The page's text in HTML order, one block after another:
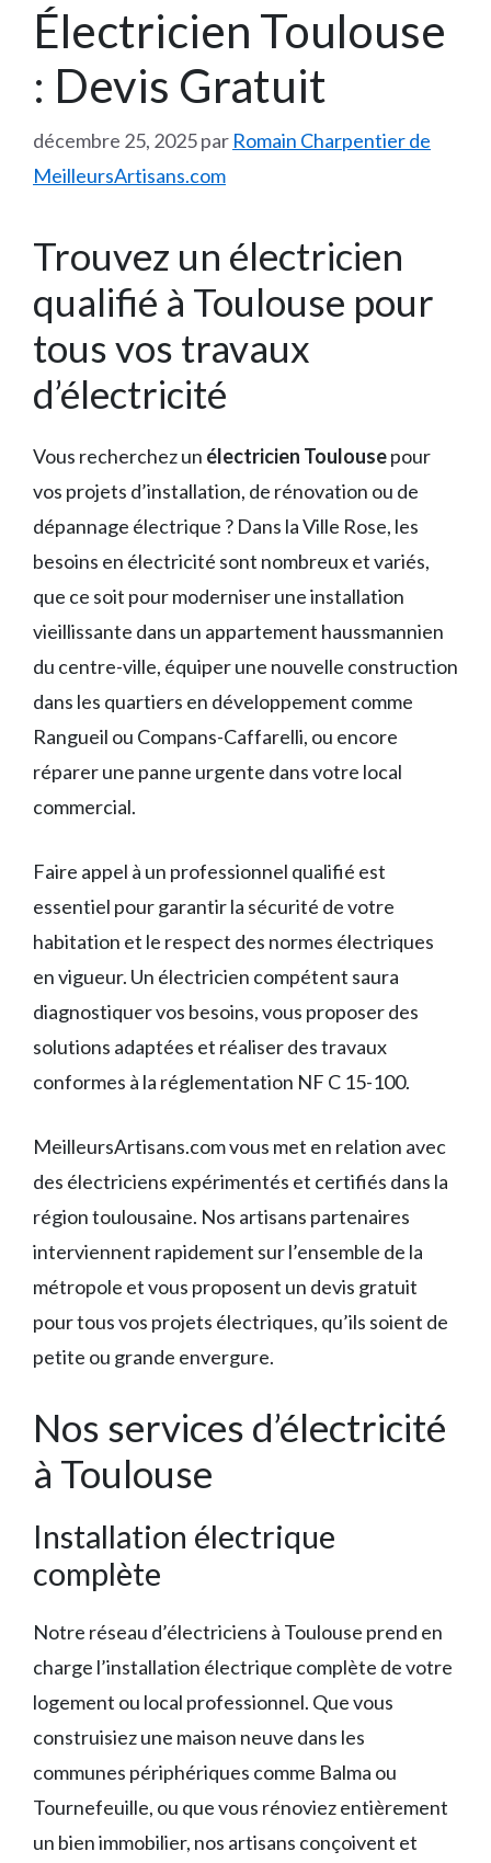
Électricien Toulouse
: Devis Gratuit
décembre 25, 2025par Romain Charpentier de
MeilleursArtisans.com
Trouvez un électricien
qualifié à Toulouse pour
tous vos travaux
d’électricité
Vous recherchez un électricien Toulousepour
vos projets d’installation, de rénovation ou de
dépannage électrique ? Dans la Ville Rose, les
besoins en électricité sont nombreux et variés,
que ce soit pour moderniser une installation
vieillissante dans un appartement haussmannien
du centre-ville, équiper une nouvelle construction
dans les quartiers en développement comme
Rangueil ou Compans-Caffarelli, ou encore
réparer une panne urgente dans votre local
commercial.
Faire appel à un professionnel qualifié est
essentiel pour garantir la sécurité de votre
habitation et le respect des normes électriques
en vigueur. Un électricien compétent saura
diagnostiquer vos besoins, vous proposer des
solutions adaptées et réaliser des travaux
conformes à la réglementation NF C 15-100.
MeilleursArtisans.com vous met en relation avec
des électriciens expérimentés et certifiés dans la
région toulousaine. Nos artisans partenaires
interviennent rapidement sur l’ensemble de la
métropole et vous proposent un devis gratuit
pour tous vos projets électriques, qu’ils soient de
petite ou grande envergure.
Nos services d’électricité
à Toulouse
Installation électrique
complète
Notre réseau d’électriciens à Toulouse prend en
charge l’installation électrique complète de votre
logement ou local professionnel. Que vous
construisiez une maison neuve dans les
communes périphériques comme Balma ou
Tournefeuille, ou que vous rénoviez entièrement
un bien immobilier, nos artisans conçoivent et